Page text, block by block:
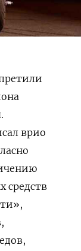
врио
средств